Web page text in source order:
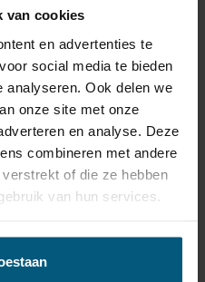
van cookies
en advertenties te
social media te bieden
analyseren. Ook delen we
onze site met onze
en analyse. Deze
combineren met andere
of die ze hebben
van hun services.
9,2/10